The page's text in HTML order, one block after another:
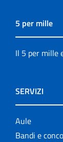
5 per mille
Il 5 per mille
SERVIZI
Aule
Bandi e